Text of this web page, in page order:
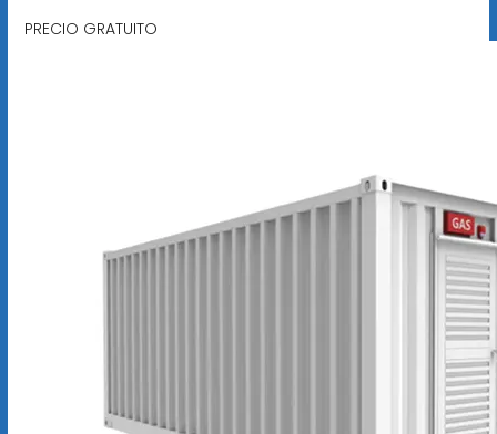
PRECIO GRATUITO